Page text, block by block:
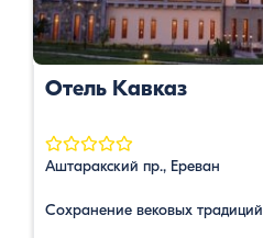
Отель Кавказ
Аштаракский пр., Ереван
Сохранение вековых традиций